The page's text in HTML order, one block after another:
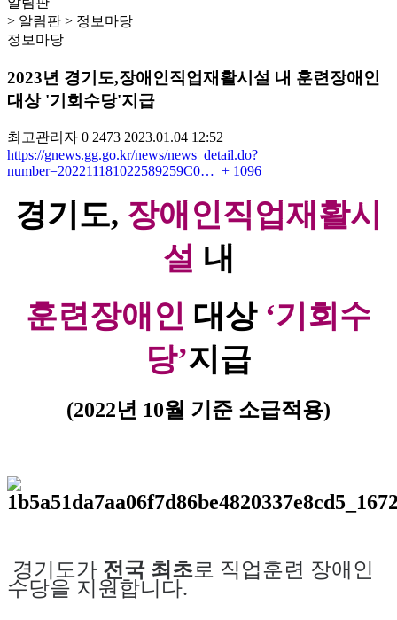
> 알림판 > 정보마당
정보마당
2023년 경기도,장애인직업재활시설 내 훈련장애인
대상 '기회수당'지급
최고관리자 0 2473 2023.01.04 12:52
https://gnews.gg.go.kr/news/news_detail.do?
number=202211181022589259C0… + 1096
경기도, 장애인직업재활시
설 내
훈련장애인 대상 ‘기회수
당’지급
(2022년 10월 기준 소급적용)
경기도가 전국 최초로 직업훈련 장애인
수당을 지원합니다.